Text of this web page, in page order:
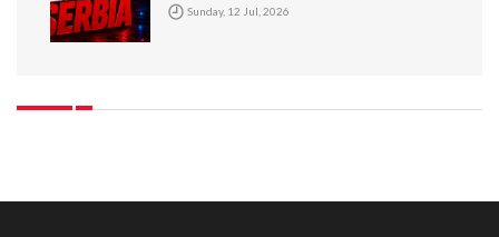
Sunday, 12 Jul, 2026